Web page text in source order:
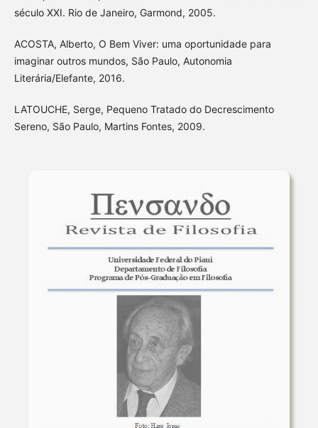
século XXI. Rio de Janeiro, Garmond, 2005.
ACOSTA, Alberto, O Bem Viver: uma oportunidade para
imaginar outros mundos, São Paulo, Autonomia
Literária/Elefante, 2016.
LATOUCHE, Serge, Pequeno Tratado do Decrescimento
Sereno, São Paulo, Martins Fontes, 2009.